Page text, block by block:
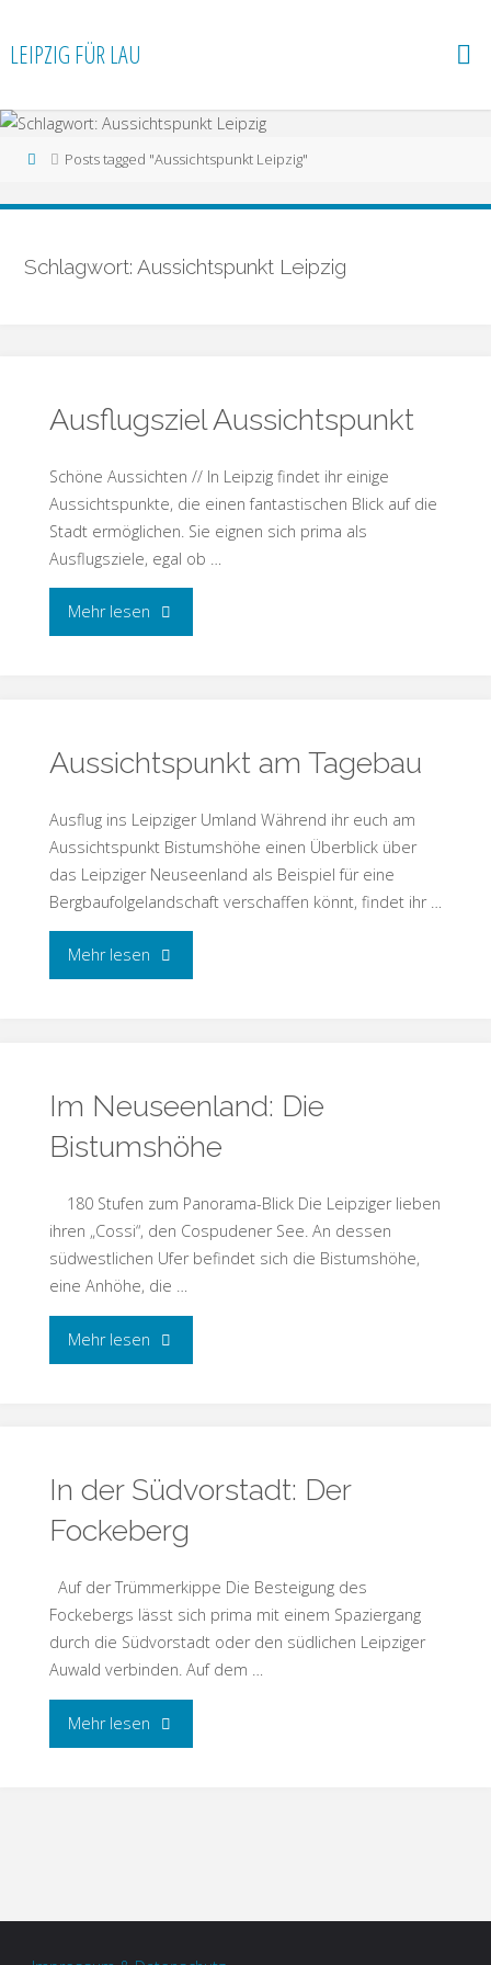
LEIPZIG FÜR LAU
Posts tagged "Aussichtspunkt Leipzig"
Schlagwort: Aussichtspunkt Leipzig
Ausflugsziel Aussichtspunkt
Schöne Aussichten // In Leipzig findet ihr einige
Aussichtspunkte, die einen fantastischen Blick auf die
Stadt ermöglichen. Sie eignen sich prima als
Ausflugsziele, egal ob …
Mehr lesen
Aussichtspunkt am Tagebau
Ausflug ins Leipziger Umland Während ihr euch am
Aussichtspunkt Bistumshöhe einen Überblick über
das Leipziger Neuseenland als Beispiel für eine
Bergbaufolgelandschaft verschaffen könnt, findet ihr …
Mehr lesen
Im Neuseenland: Die
Bistumshöhe
180 Stufen zum Panorama-Blick Die Leipziger lieben
ihren „Cossi“, den Cospudener See. An dessen
südwestlichen Ufer befindet sich die Bistumshöhe,
eine Anhöhe, die …
Mehr lesen
In der Südvorstadt: Der
Fockeberg
Auf der Trümmerkippe Die Besteigung des
Fockebergs lässt sich prima mit einem Spaziergang
durch die Südvorstadt oder den südlichen Leipziger
Auwald verbinden. Auf dem …
Mehr lesen